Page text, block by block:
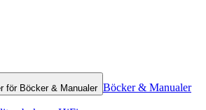
för Böcker & Manualer Böcker & Manualer